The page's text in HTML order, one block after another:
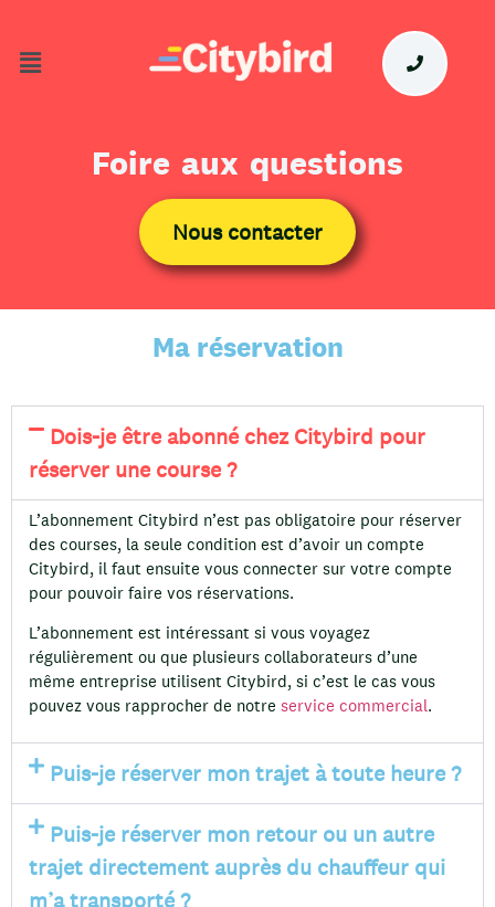
Foire aux questions
Nous contacter
Ma réservation
Dois-je être abonné chez Citybird pour
réserver une course ?
L’abonnement Citybird n’est pas obligatoire pour réserver
des courses, la seule condition est d’avoir un compte
Citybird, il faut ensuite vous connecter sur votre compte
pour pouvoir faire vos réservations.
L’abonnement est intéressant si vous voyagez
régulièrement ou que plusieurs collaborateurs d’une
même entreprise utilisent Citybird, si c’est le cas vous
pouvez vous rapprocher de notre service commercial.
Puis-je réserver mon trajet à toute heure ?
Puis-je réserver mon retour ou un autre
trajet directement auprès du chauffeur qui
m’a transporté ?